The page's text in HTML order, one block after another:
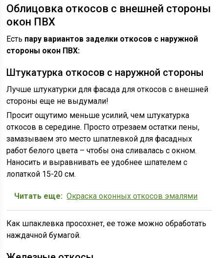
Облицовка откосов с внешней стороны
окон ПВХ
Есть пару вариантов заделки откосов с наружной
стороны окон ПВХ:
Штукатурка откосов с наружной стороны
Лучше штукатурки для фасада для откосов с внешней
стороны еще не выдумали!
Просит ощутимо меньше усилий, чем штукатурка
откосов в середине. Просто отрезаем остатки пены,
замазываем это место шпатлевкой для фасадных
работ белого цвета – чтобы она сливалась с окном.
Наносить и выравнивать ее удобнее шпателем с
лопаткой 15-20 см.
Читать еще: Окраска оконных откосов эмалями
Как шпаклевка просохнет, ее тоже можно обработать
наждачной бумагой.